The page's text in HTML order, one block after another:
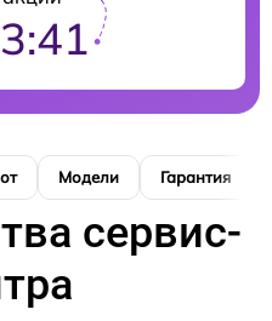
Модели Гарантия
сервис-